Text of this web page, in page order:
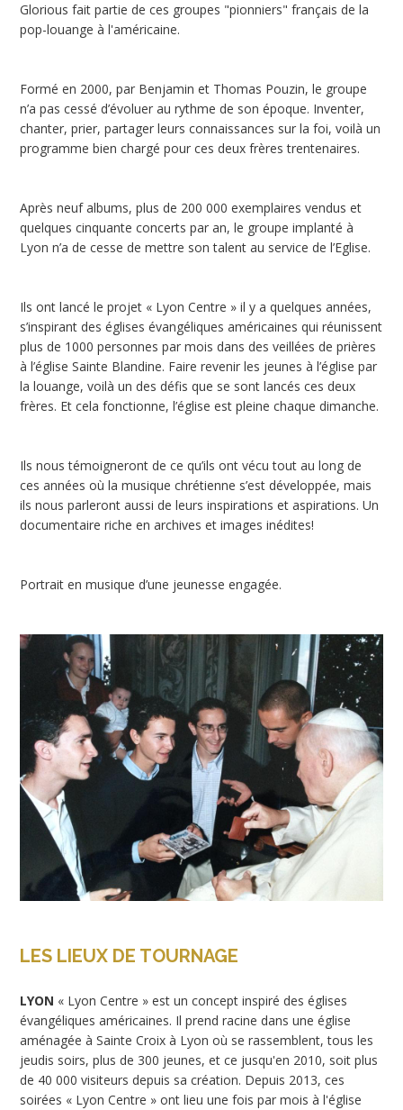
Glorious fait partie de ces groupes "pionniers" français de la
pop-louange à l'américaine.
Formé en 2000, par Benjamin et Thomas Pouzin, le groupe
n’a pas cessé d’évoluer au rythme de son époque. Inventer,
chanter, prier, partager leurs connaissances sur la foi, voilà un
programme bien chargé pour ces deux frères trentenaires.
Après neuf albums, plus de 200 000 exemplaires vendus et
quelques cinquante concerts par an, le groupe implanté à
Lyon n’a de cesse de mettre son talent au service de l’Eglise.
Ils ont lancé le projet « Lyon Centre » il y a quelques années,
s’inspirant des églises évangéliques américaines qui réunissent
plus de 1000 personnes par mois dans des veillées de prières
à l’église Sainte Blandine. Faire revenir les jeunes à l’église par
la louange, voilà un des défis que se sont lancés ces deux
frères. Et cela fonctionne, l’église est pleine chaque dimanche.
Ils nous témoigneront de ce qu’ils ont vécu tout au long de
ces années où la musique chrétienne s’est développée, mais
ils nous parleront aussi de leurs inspirations et aspirations. Un
documentaire riche en archives et images inédites!
Portrait en musique d’une jeunesse engagée.
LES LIEUX DE TOURNAGE
LYON « Lyon Centre » est un concept inspiré des églises
évangéliques américaines. Il prend racine dans une église
aménagée à Sainte Croix à Lyon où se rassemblent, tous les
jeudis soirs, plus de 300 jeunes, et ce jusqu'en 2010, soit plus
de 40 000 visiteurs depuis sa création. Depuis 2013, ces
soirées « Lyon Centre » ont lieu une fois par mois à l'église